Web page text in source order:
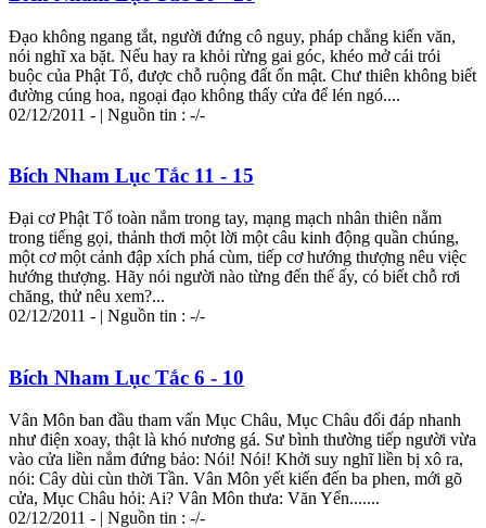
Đạo không ngang tắt, người đứng cô nguy, pháp chẳng kiến văn,
nói nghĩ xa bặt. Nếu hay ra khỏi rừng gai góc, khéo mở cái trói
buộc của Phật Tổ, được chỗ ruộng đất ổn mật. Chư thiên không biết
đường cúng hoa, ngoại đạo không thấy cửa để lén ngó....
02/12/2011 - | Nguồn tin : -/-
Bích Nham Lục Tắc 11 - 15
Đại cơ Phật Tổ toàn nắm trong tay, mạng mạch nhân thiên nằm
trong tiếng gọi, thảnh thơi một lời một câu kinh động quần chúng,
một cơ một cảnh đập xích phá cùm, tiếp cơ hướng thượng nêu việc
hướng thượng. Hãy nói người nào từng đến thế ấy, có biết chỗ rơi
chăng, thử nêu xem?...
02/12/2011 - | Nguồn tin : -/-
Bích Nham Lục Tắc 6 - 10
Vân Môn ban đầu tham vấn Mục Châu, Mục Châu đối đáp nhanh
như điện xoay, thật là khó nương gá. Sư bình thường tiếp người vừa
vào cửa liền nắm đứng bảo: Nói! Nói! Khởi suy nghĩ liền bị xô ra,
nói: Cây dùi cùn thời Tần. Vân Môn yết kiến đến ba phen, mới gõ
cửa, Mục Châu hỏi: Ai? Vân Môn thưa: Văn Yển.......
02/12/2011 - | Nguồn tin : -/-